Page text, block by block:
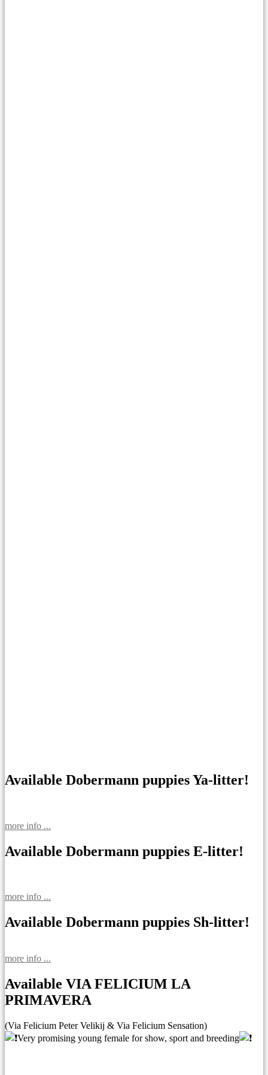
Available Dobermann puppies Ya-litter!
more info ...
Available Dobermann puppies E-litter!
more info ...
Available Dobermann puppies Sh-litter!
more info ...
Available VIA FELICIUM LA
PRIMAVERA
(Via Felicium Peter Velikij & Via Felicium Sensation)
Very promising young female for show, sport and breeding